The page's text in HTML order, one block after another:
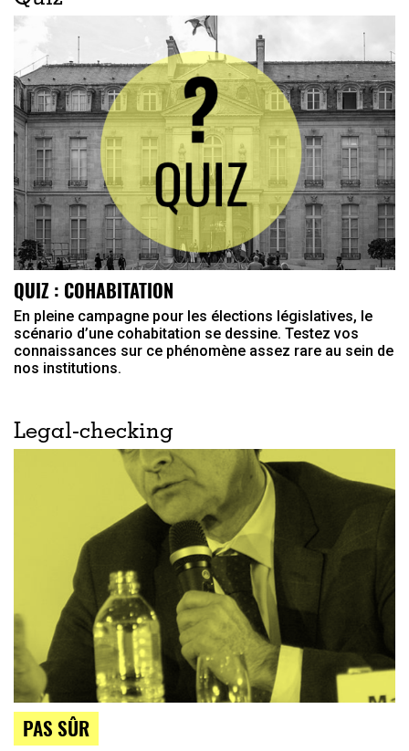
QUIZ : COHABITATION
En pleine campagne pour les élections législatives, le
scénario d’une cohabitation se dessine. Testez vos
connaissances sur ce phénomène assez rare au sein de
nos institutions.
Legal-checking
PAS SÛR